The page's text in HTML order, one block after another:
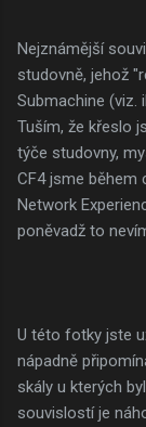
Nejznámější
studovně, jehož
Submachine
Tuším, že křeslo
týče studovny,
CF4 jsme během
Network
poněvadž to
U této fotky jste
nápadně
skály u kterých
souvislostí je